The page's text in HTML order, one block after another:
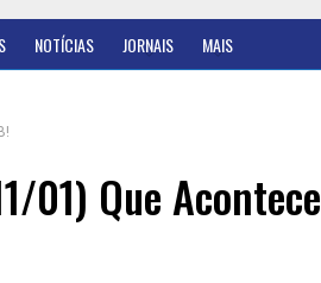
NOTÍCIAS JORNAIS MAIS
01) Que